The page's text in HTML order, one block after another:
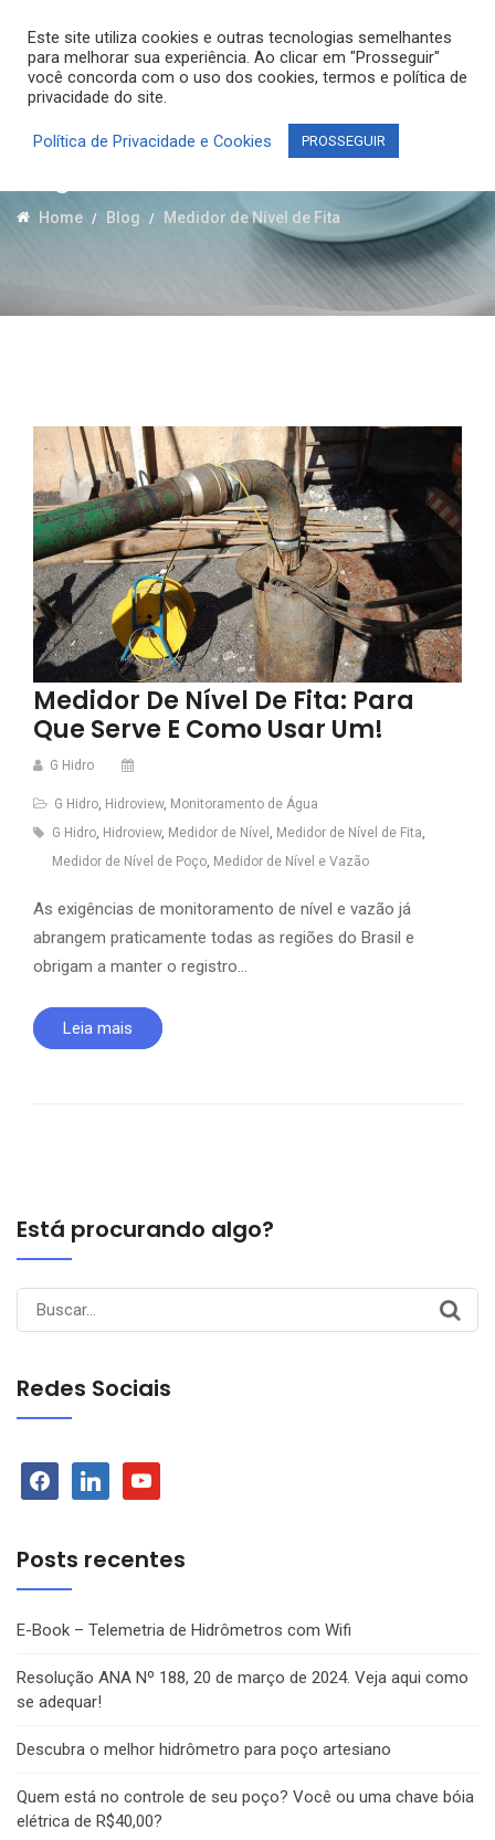
Home Blog Medidor de Nível de Fita
Medidor De Nível De Fita: Para
Que Serve E Como Usar Um!
G Hidro
G Hidro, Hidroview, Monitoramento de Água
G Hidro, Hidroview, Medidor de Nível , Medidor de Nível de Fita,
Medidor de Nível de Poço, Medidor de Nível e Vazão
As exigências de monitoramento de nível e vazão já
abrangem praticamente todas as regiões do Brasil e
obrigam a manter o registro…
Leia mais
Está procurando algo?
Search
for:
Redes Sociais
facebooklinkedin youtube
Posts recentes
E-Book – Telemetria de Hidrômetros com Wifi
Resolução ANA Nº 188, 20 de março de 2024. Veja aqui como
se adequar!
Descubra o melhor hidrômetro para poço artesiano
Quem está no controle de seu poço? Você ou uma chave bóia
elétrica de R$40,00?
Este site utiliza cookies e outras tecnologias semelhantes
para melhorar sua experiência. Ao clicar em "Prosseguir"
você concorda com o uso dos cookies, termos e política de
privacidade do site.
Política de Privacidade e Cookies PROSSEGUIR